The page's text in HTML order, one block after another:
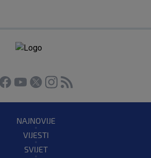
NAJNOVIJE
VIJESTI
SVIJET